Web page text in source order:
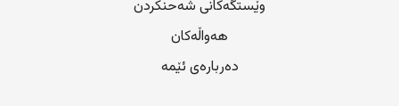
وێستگەکانی شەحنکردن
هەواڵەکان
دەربارەی ئێمە